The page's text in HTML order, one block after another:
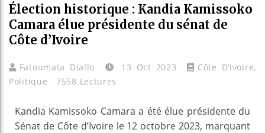
Élection historique : Kandia Kamissoko
Camara élue présidente du sénat de
Côte d’Ivoire
Fatoumata Diallo 13 Oct 2023 Côte D’Ivoire,
Politique
7558 Lectures
Kandia Kamissoko Camara a été élue présidente du
Sénat de Côte d’Ivoire le 12 octobre 2023, marquant